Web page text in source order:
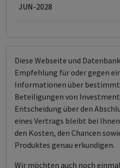
JUN-2028
Diese Webseite und
Empfehlung für oder gegen
Informationen über
Beteiligungen von
Entscheidung über den
eines Vertrags bleibt bei
den Kosten, den Chancen
Produktes genau erkundigen.
Wir möchten auch noch